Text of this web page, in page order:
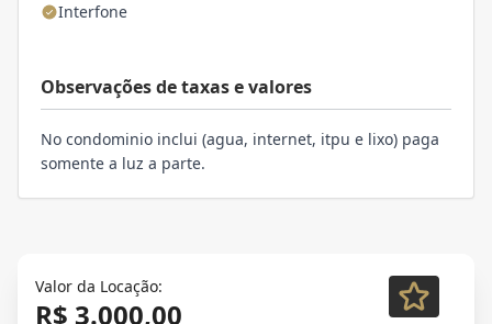
Interfone
Observações de taxas e valores
No condominio inclui (agua, internet, itpu e lixo) paga
somente a luz a parte.
Valor da Locação:
R$ 3.000,00